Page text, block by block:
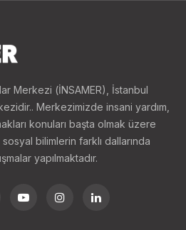
Merkezi (İNSAMER), İstanbul
Merkezimizde insani yardım,
konuları başta olmak üzere
bilimlerin farklı dallarında
yapılmaktadır.